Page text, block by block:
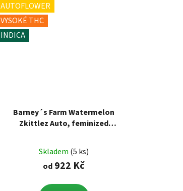
AUTOFLOWER
VYSOKÉ THC
INDICA
Barney´s Farm Watermelon
Zkittlez Auto, feminized
Skladem (5 ks)
od 922 Kč